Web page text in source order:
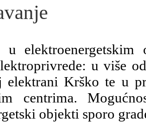
u više
elektrani Krško te u
centrima.
objekti sporo